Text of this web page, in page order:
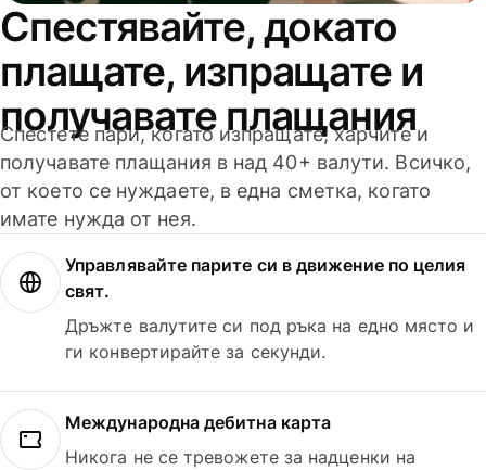
Спестявайте, докато
плащате, изпращате и
получавате плащания
Спестете пари, когато изпращате, харчите и
получавате плащания в над 40+ валути. Всичко,
от което се нуждаете, в една сметка, когато
имате нужда от нея.
Управлявайте парите си в движение по целия
свят.
Дръжте валутите си под ръка на едно място и
ги конвертирайте за секунди.
Международна дебитна карта
Никога не се тревожете за надценки на